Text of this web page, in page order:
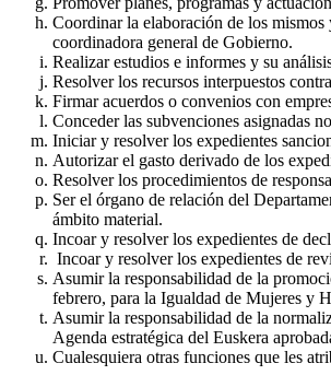
Coordinar la elaboración de los
coordinadora general de Gobierno.
Realizar estudios e informes y su
Resolver los recursos interpuestos
Firmar acuerdos o convenios con
Conceder las subvenciones asignadas
Iniciar y resolver los expedientes
Autorizar el gasto derivado de los
Resolver los procedimientos de
Ser el órgano de relación del
ámbito material.
Incoar y resolver los expedientes de
Incoar y resolver los expedientes de
Asumir la responsabilidad de la
febrero, para la Igualdad de Mujeres y
Asumir la responsabilidad de la
Agenda estratégica del Euskera
Cualesquiera otras funciones que les